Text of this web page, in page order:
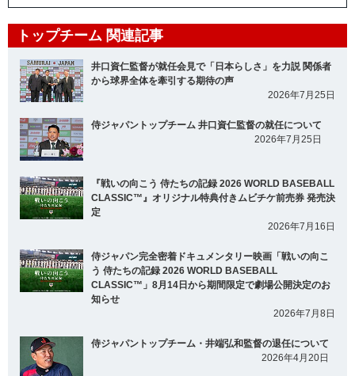
トップチーム 関連記事
井口資仁監督が就任会見で「日本らしさ」を力説 関係者
から球界全体を牽引する期待の声
2026年7月25日
侍ジャパントップチーム 井口資仁監督の就任について
2026年7月25日
『戦いの向こう 侍たちの記録 2026 WORLD BASEBALL
CLASSIC™』オリジナル特典付きムビチケ前売券 発売決
定
2026年7月16日
侍ジャパン完全密着ドキュメンタリー映画「戦いの向こ
う 侍たちの記録 2026 WORLD BASEBALL
CLASSIC™」8月14日から期間限定で劇場公開決定のお
知らせ
2026年7月8日
侍ジャパントップチーム・井端弘和監督の退任について
2026年4月20日